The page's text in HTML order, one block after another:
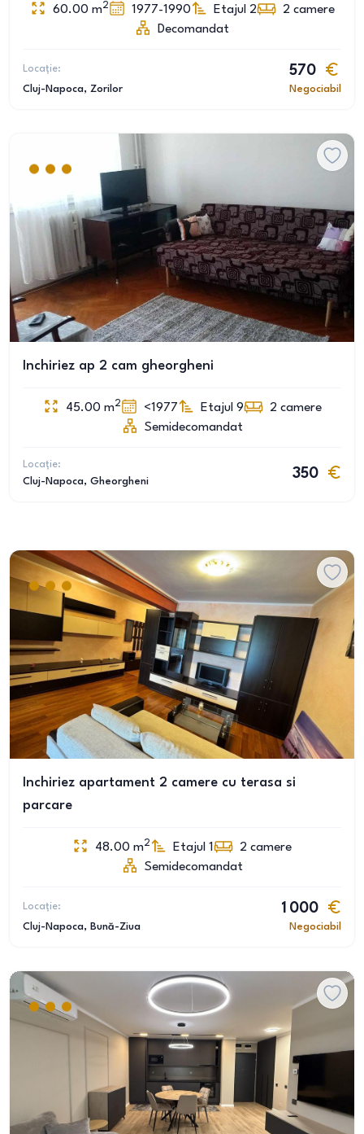
60.00 m2 1977-1990 Etajul 2 2 camere
Decomandat
Locație:
Cluj-Napoca, Zorilor
570
Negociabil
Inchiriez ap 2 cam gheorgheni
45.00 m2 <1977 Etajul 9 2 camere
Semidecomandat
Locație:
Cluj-Napoca, Gheorgheni
350
Inchiriez apartament 2 camere cu terasa si
parcare
48.00 m2 Etajul 1 2 camere
Semidecomandat
Locație:
Cluj-Napoca, Bună-Ziua
1 000
Negociabil